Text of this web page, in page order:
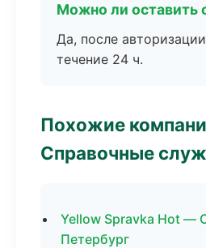
Можно ли оставить
Да, после
течение 24 ч.
Похожие
Справочные
Yellow Spravka Hot —
Петербург